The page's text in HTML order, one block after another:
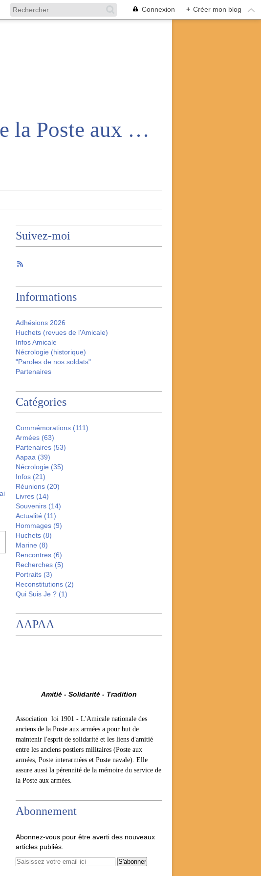
Connexion + Créer mon blog
Amicale nationale des anciens de la Poste aux armées
Suivez-moi
Informations
Adhésions 2026
Huchets (revues de l'Amicale)
Infos Amicale
Nécrologie (historique)
"Paroles de nos soldats"
Partenaires
Catégories
Commémorations (111)
Armées (63)
Partenaires (53)
Aapaa (39)
Nécrologie (35)
Infos (21)
Réunions (20)
Livres (14)
Souvenirs (14)
Actualité (11)
Hommages (9)
Huchets (8)
Marine (8)
Rencontres (6)
Recherches (5)
Portraits (3)
Reconstitutions (2)
Qui Suis Je ? (1)
AAPAA
Amitié - Solidarité - Tradition
Association loi 1901 - L'Amicale nationale des
anciens de la Poste aux armées a pour but de
maintenir l'esprit de solidarité et les liens d'amitié
entre les anciens postiers militaires (Poste aux
armées, Poste interarmées et Poste navale). Elle
assure aussi la pérennité de la mémoire du service de
la Poste aux armées.
Abonnement
Abonnez-vous pour être averti des nouveaux
articles publiés.